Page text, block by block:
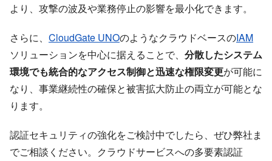
より、攻撃の波及や業務停止の影響を最小化できます。
さらに、 CloudGate UNOのようなクラウドベースのIAM
ソリューションを中心に据えることで、 分散したシステム
環境でも統合的なアクセス制御と迅速な権限変更が可能に
なり、事業継続性の確保と被害拡大防止の両立が可能とな
ります。
認証セキュリティの強化をご検討中でしたら、ぜひ弊社ま
でご相談ください。クラウドサービスへの多要素認証